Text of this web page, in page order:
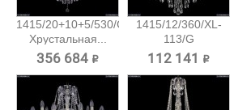
1415/20+10+5/530/G
Хрустальная...
356 684 ₽
1415/12/360/XL-
113/G
Хрустальная...
112 141 ₽